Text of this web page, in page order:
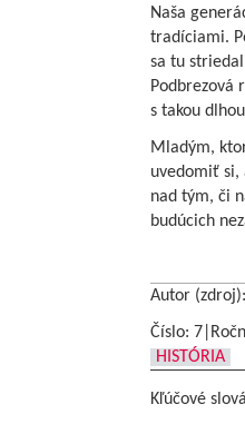
Naša
tradíciami.
sa tu
Podbrezová
s takou
Mladým,
uvedomiť si,
nad tým, či
budúcich
Autor (zdroj):
Číslo:
HISTÓRIA
Kľúčové